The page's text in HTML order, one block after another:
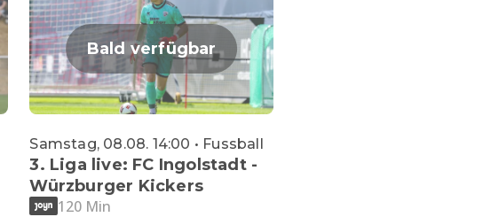
Bald verfügbar
Samstag, 08.08. 14:00 • Fussball
3. Liga live: FC Ingolstadt -
Würzburger Kickers
120 Min